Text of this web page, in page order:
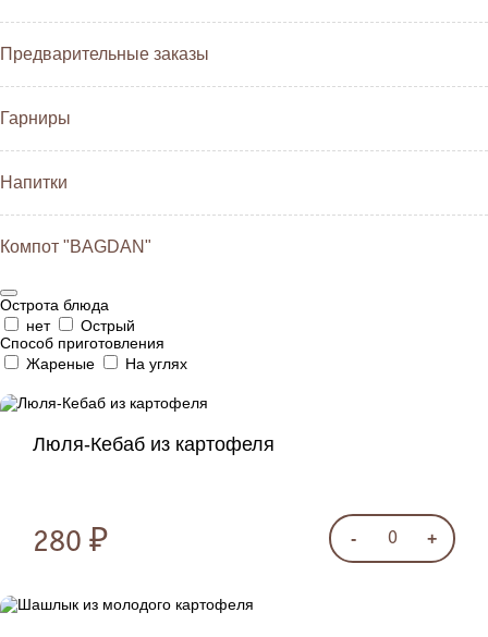
Предварительные заказы
Гарниры
Напитки
Компот "BAGDAN"
Острота блюда
нет
Острый
Способ приготовления
Жареные
На углях
Люля-Кебаб из картофеля
280 ₽ - 0 +